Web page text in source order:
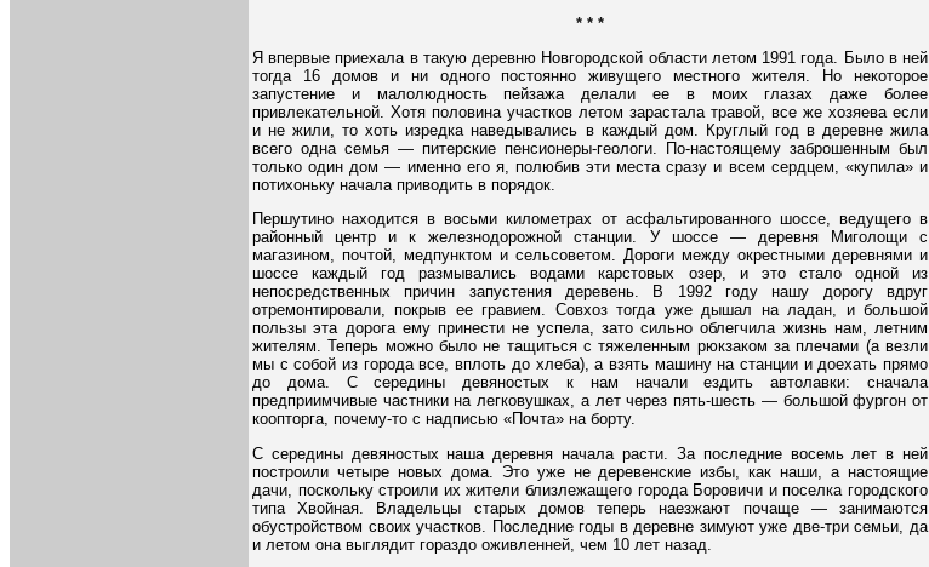
* * *
Я впервые приехала в такую деревню Новгородской области летом 1991 года. Было в ней
тогда 16 домов и ни одного постоянно живущего местного жителя. Но некоторое
запустение и малолюдность пейзажа делали ее в моих глазах даже более
привлекательной. Хотя половина участков летом зарастала травой, все же хозяева если
и не жили, то хоть изредка наведывались в каждый дом. Круглый год в деревне жила
всего одна семья — питерские пенсионеры-геологи. По-настоящему заброшенным был
только один дом — именно его я, полюбив эти места сразу и всем сердцем, «купила» и
потихоньку начала приводить в порядок.
Першутино находится в восьми километрах от асфальтированного шоссе, ведущего в
районный центр и к железнодорожной станции. У шоссе — деревня Миголощи с
магазином, почтой, медпунктом и сельсоветом. Дороги между окрестными деревнями и
шоссе каждый год размывались водами карстовых озер, и это стало одной из
непосредственных причин запустения деревень. В 1992 году нашу дорогу вдруг
отремонтировали, покрыв ее гравием. Совхоз тогда уже дышал на ладан, и большой
пользы эта дорога ему принести не успела, зато сильно облегчила жизнь нам, летним
жителям. Теперь можно было не тащиться с тяжеленным рюкзаком за плечами (а везли
мы с собой из города все, вплоть до хлеба), а взять машину на станции и доехать прямо
до дома. С середины девяностых к нам начали ездить автолавки: сначала
предприимчивые частники на легковушках, а лет через пять-шесть — большой фургон от
коопторга, почему-то с надписью «Почта» на борту.
С середины девяностых наша деревня начала расти. За последние восемь лет в ней
построили четыре новых дома. Это уже не деревенские избы, как наши, а настоящие
дачи, поскольку строили их жители близлежащего города Боровичи и поселка городского
типа Хвойная. Владельцы старых домов теперь наезжают почаще — занимаются
обустройством своих участков. Последние годы в деревне зимуют уже две-три семьи, да
и летом она выглядит гораздо оживленней, чем 10 лет назад.